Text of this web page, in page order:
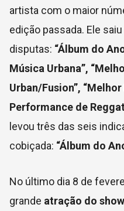
artista com o maior
edição passada. Ele
disputas: “Álbum do
Música Urbana”,
Urban/Fusion”,
Performance de
levou três das seis
cobiçada: “Álbum do
No último dia 8 de
grande atração do